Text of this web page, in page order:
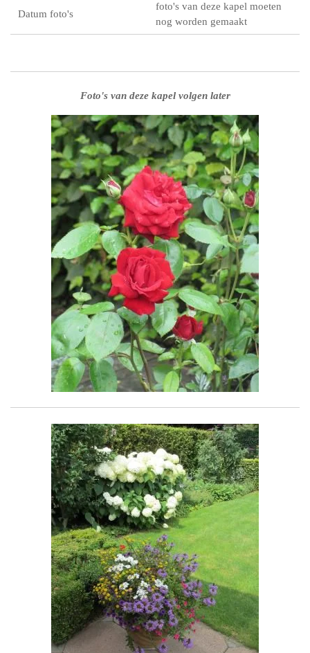
Datum foto's
foto's van deze kapel moeten
nog worden gemaakt
Foto's van deze kapel volgen later